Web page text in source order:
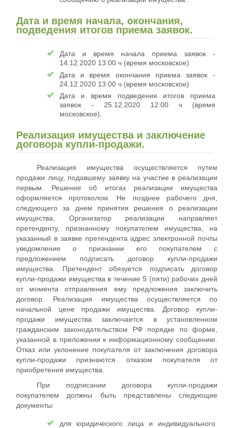
Дата и время начала, окончания,
подведения итогов приема заявок.
Дата и время начала приема заявок -
14.12.2020 13:00 ч (время московское)
Дата и время окончания приема заявок -
24.12.2020 13:00 ч (время московское)
Дата и время подведение итогов приема
заявок - 25.12.2020 12:00 ч (время
московское).
Реализация имущества и заключение
договора купли-продажи.
Реализация имущества осуществляется путем
продажи лицу, подавшему заявку на участие в реализации
первым. Решение об итогах реализации имущества
оформляется протоколом. Не позднее рабочего дня,
следующего за днем принятия решения о реализации
имущества, Организатор реализации направляет
претенденту, признанному покупателем имущества, на
указанный в заявке претендента адрес электронной почты
уведомление о признании его покупателем с
предложением подписать договор купли-продажи
имущества. Претендент обязуется подписать договор
купли-продажи имущества в течение 5 (пяти) рабочих дней
от момента отправления ему предложения заключить
договор. Реализация имущества осуществляется по
начальной цене продажи имущества. Договор купли-
продажи имущества заключается в установленном
гражданским законодательством РФ порядке по форме,
указанной в приложении к информационному сообщению.
Отказ или уклонение покупателя от заключения договора
купли-продажи признаются отказом покупателя от
приобретения имущества.
При подписании договора купли-продажи
покупателем должны быть представлены следующие
документы:
для юридического лица и индивидуального